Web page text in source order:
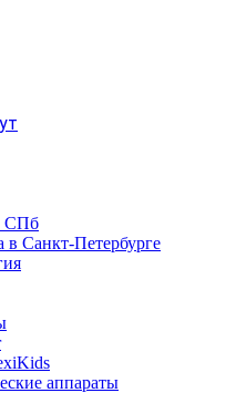
СПб
в Санкт-Петербурге
аппараты